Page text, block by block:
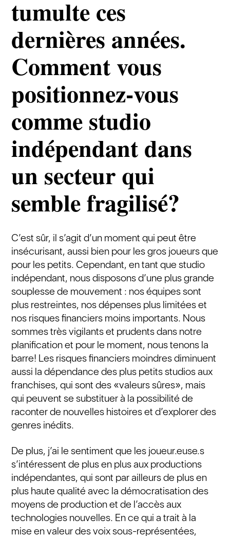
tumulte ces
dernières années.
Comment vous
positionnez-vous
comme studio
indépendant dans
un secteur qui
semble fragilisé?
C’est sûr, il s’agit d’un moment qui peut être
insécurisant, aussi bien pour les gros joueurs que
pour les petits. Cependant, en tant que studio
indépendant, nous disposons d’une plus grande
souplesse de mouvement : nos équipes sont
plus restreintes, nos dépenses plus limitées et
nos risques financiers moins importants. Nous
sommes très vigilants et prudents dans notre
planification et pour le moment, nous tenons la
barre! Les risques financiers moindres diminuent
aussi la dépendance des plus petits studios aux
franchises, qui sont des «valeurs sûres», mais
qui peuvent se substituer à la possibilité de
raconter de nouvelles histoires et d’explorer des
genres inédits.
De plus, j’ai le sentiment que les joueur.euse.s
s’intéressent de plus en plus aux productions
indépendantes, qui sont par ailleurs de plus en
plus haute qualité avec la démocratisation des
moyens de production et de l’accès aux
technologies nouvelles. En ce qui a trait à la
mise en valeur des voix sous-représentées,